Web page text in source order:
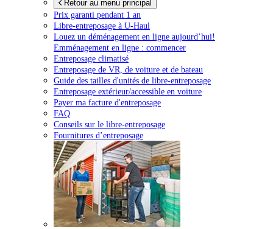
Retour au menu principal
Prix garanti pendant 1 an
Libre-entreposage à U-Haul
Louez un déménagement en ligne aujourd’hui!
Emménagement en ligne : commencer
Entreposage climatisé
Entreposage de VR, de voiture et de bateau
Guide des tailles d'unités de libre-entreposage
Entreposage extérieur/accessible en voiture
Payer ma facture d'entreposage
FAQ
Conseils sur le libre-entreposage
Fournitures d’entreposage